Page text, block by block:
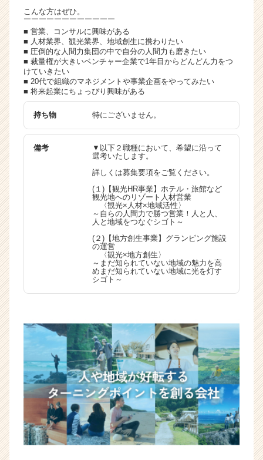
こんな方はぜひ。
￣￣￣￣￣￣￣￣￣￣￣￣
■ 営業、コンサルに興味がある
■ 人材業界、観光業界、地域創生に携わりたい
■ 圧倒的な人間力集団の中で自分の人間力も磨きたい
■ 裁量権が大きいベンチャー企業で1年目からどんどん力をつ
けていきたい
■ 20代で組織のマネジメントや事業企画をやってみたい
■ 将来起業にちょっぴり興味がある
持ち物 特にございません。
備考
▼以下２職種において、希望に沿って
選考いたします。
詳しくは募集要項をご覧ください。
(１)【観光HR事業】ホテル・旅館など
観光地へのリゾート人材営業
〈観光×人材×地域活性〉
～自らの人間力で勝つ営業！人と人、
人と地域をつなぐシゴト～
(２)【地方創生事業】グランピング施設
の運営
〈観光×地方創生〉
～まだ知られていない地域の魅力を高
めまだ知られていない地域に光を灯す
シゴト～